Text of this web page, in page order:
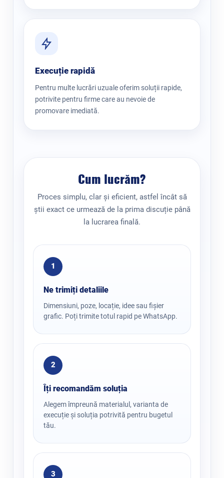
Execuție rapidă
Pentru multe lucrări uzuale oferim soluții rapide,
potrivite pentru firme care au nevoie de
promovare imediată.
Cum lucrăm?
Proces simplu, clar și eficient, astfel încât să
știi exact ce urmează de la prima discuție până
la lucrarea finală.
1
Ne trimiți detaliile
Dimensiuni, poze, locație, idee sau fișier
grafic. Poți trimite totul rapid pe WhatsApp.
2
Îți recomandăm soluția
Alegem împreună materialul, varianta de
execuție și soluția potrivită pentru bugetul
tău.
3